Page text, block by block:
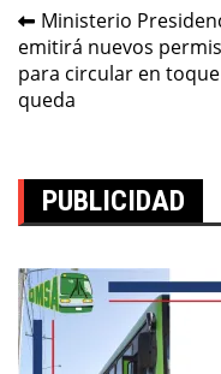
Navegación
de
entradas
Ministerio
emitirá nuevos
para circular en
queda
PUBLICIDAD